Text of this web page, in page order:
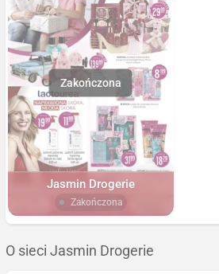
Jasmin Drogerie
Zakończona
O sieci Jasmin Drogerie